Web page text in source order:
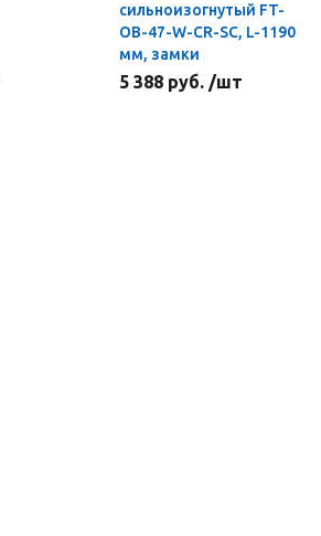
сильноизогнутый FT-
OB-47-W-CR-SC, L-1190
мм, замки
5 388 руб. /шт